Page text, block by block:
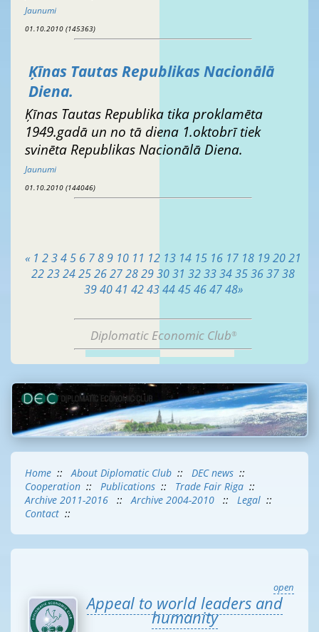
Jaunumi
01.10.2010 (145363)
Ķīnas Tautas Republikas Nacionālā
Diena.
Ķīnas Tautas Republika tika proklamēta
1949.gadā un no tā diena 1.oktobrī tiek
svinēta Republikas Nacionālā Diena.
Jaunumi
01.10.2010 (144046)
« 1 2345 6 789 10 11 12 13 14 15 16 17 18 192021
22232425262728293031 32333435363738
39 40 41 42 43 44 45 46 47 48»
Diplomatic Economic Club®
Home ::About Diplomatic Club :: DEC news ::
Cooperation :: Publications :: Trade Fair Riga ::
Archive 2011-2016
::Archive 2004-2010 :: Legal ::
Contact ::
open
Appeal to world leaders and
humanity